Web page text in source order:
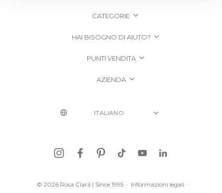
CATEGORIE
HAI BISOGNO DI AIUTO?
PUNTI VENDITA
AZIENDA
© 2026 Rosa Clará | Since 1995 · Informazioni legali ·